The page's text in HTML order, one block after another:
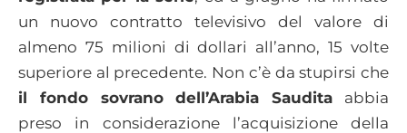
un nuovo contratto televisivo del valore di
almeno 75 milioni di dollari all’anno, 15 volte
superiore al precedente. Non c’è da stupirsi che
il fondo sovrano dell’Arabia Saudita abbia
preso in considerazione l’acquisizione della